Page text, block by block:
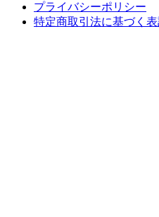
プライバシーポリシー
特定商取引法に基づく